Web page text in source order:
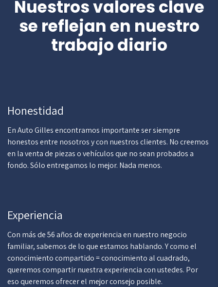
Nuestros valores clave
se reflejan en nuestro
trabajo diario
Honestidad
En Auto Gilles encontramos importante ser siempre
honestos entre nosotros y con nuestros clientes. No creemos
en la venta de piezas o vehículos que no sean probados a
fondo. Sólo entregamos lo mejor. Nada menos.
Experiencia
Con más de 56 años de experiencia en nuestro negocio
familiar, sabemos de lo que estamos hablando. Y como el
conocimiento compartido = conocimiento al cuadrado,
queremos compartir nuestra experiencia con ustedes. Por
eso queremos ofrecer el mejor consejo posible.